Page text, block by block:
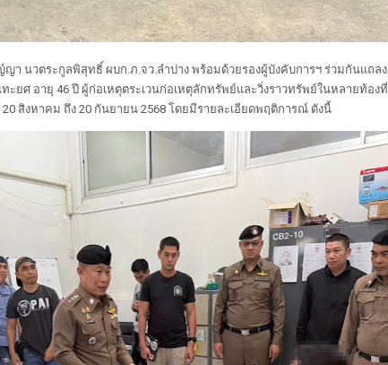
า นวตระกูลพิสุทธิ์ ผบก.ภ.จว.ลำปาง พร้อมด้วยรองผู้บังคับการฯ ร่วมกันแถลง
ยศ อายุ 46 ปี ผู้ก่อเหตุตระเวนก่อเหตุลักทรัพย์และวิ่งราวทรัพย์ในหลายท้องที่
สิงหาคม ถึง 20 กันยายน 2568 โดยมีรายละเอียดพฤติการณ์ ดังนี้